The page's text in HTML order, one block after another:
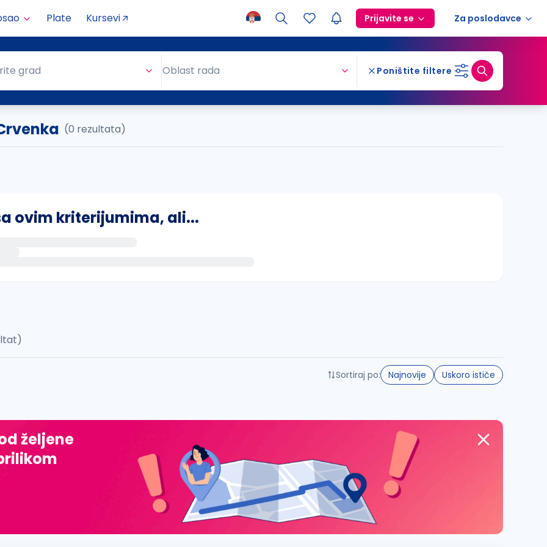
Plate Kursevi Prijavite se Za poslodavce
grad Oblast rada Poništite filtere
(0 rezultata)
ovim kriterijumima, ali...
đ, ž, dž)
Sortiraj po: Najnovije Uskoro ističe
željene